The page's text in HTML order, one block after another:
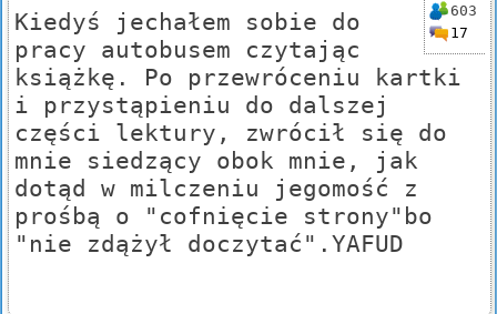
603
17
Kiedyś jechałem sobie do
pracy autobusem czytając
książkę. Po przewróceniu kartki
i przystąpieniu do dalszej
części lektury, zwrócił się do
mnie siedzący obok mnie, jak
dotąd w milczeniu jegomość z
prośbą o "cofnięcie strony"bo
"nie zdążył doczytać".YAFUD